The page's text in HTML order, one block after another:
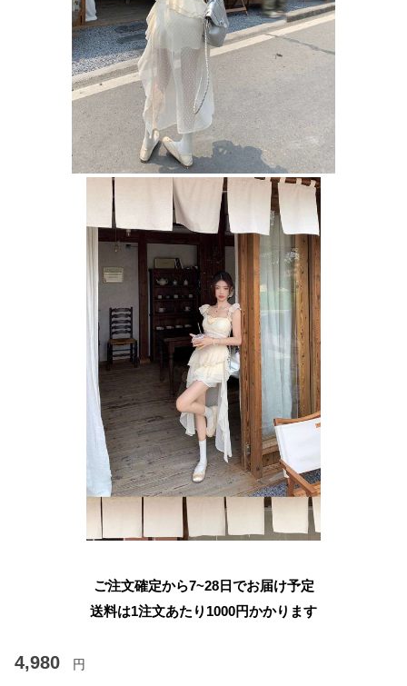
ご注文確定から7~28日でお届け予定
送料は1注文あたり 1000円かかります
4,980 円